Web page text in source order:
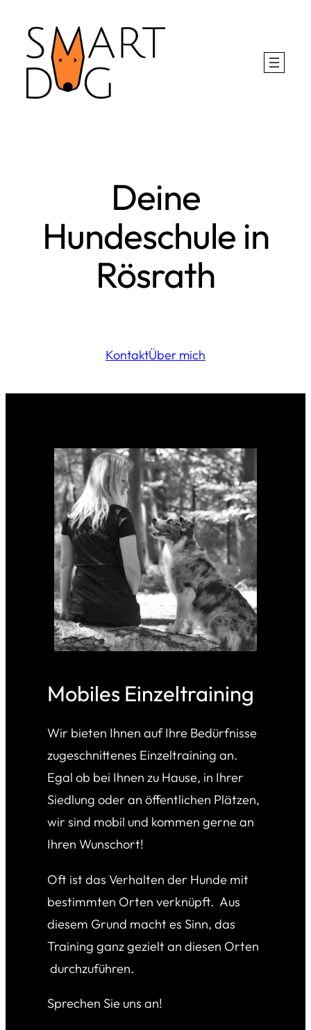
Inhalt
springen
Deine
Hundeschule in
Rösrath
KontaktÜber mich
Mobiles Einzeltraining
Wir bieten Ihnen auf Ihre Bedürfnisse
zugeschnittenes Einzeltraining an.
Egal ob bei Ihnen zu Hause, in Ihrer
Siedlung oder an öffentlichen Plätzen,
wir sind mobil und kommen gerne an
Ihren Wunschort!
Oft ist das Verhalten der Hunde mit
bestimmten Orten verknüpft. Aus
diesem Grund macht es Sinn, das
Training ganz gezielt an diesen Orten
durchzuführen.
Sprechen Sie uns an!